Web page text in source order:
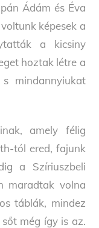
Ádám és Éva
képesek a
a kicsiny
hoztak létre a
mindannyiukat
amely félig
tól ered, fajunk
a Szíriuszbeli
maradtak volna
táblák, mindez
még így is az.